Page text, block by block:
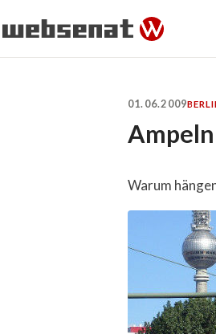
01.06.2009
Warum